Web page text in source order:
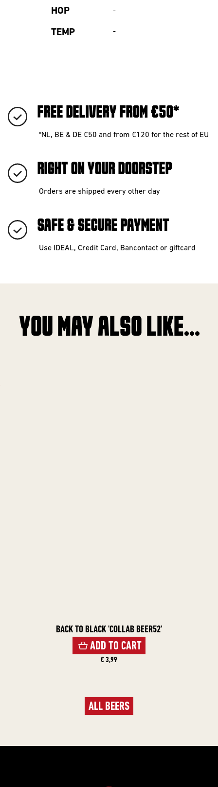
HOP -
TEMP -
FREE DELIVERY FROM €50*
*NL, BE & DE €50 and from €120 for the rest of EU
RIGHT ON YOUR DOORSTEP
Orders are shipped every other day
SAFE & SECURE PAYMENT
Use IDEAL, Credit Card, Bancontact or giftcard
YOU MAY ALSO LIKE...
BACK TO BLACK 'COLLAB BEER52'
ADD TO CART
€ 3,99
ALL BEERS